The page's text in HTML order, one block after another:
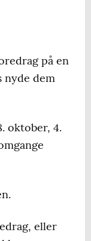
på en
nyde dem
oktober, 4.
eller